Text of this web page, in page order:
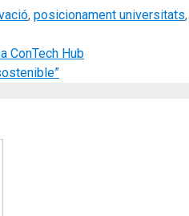
, posicionament universitats,
ConTech Hub